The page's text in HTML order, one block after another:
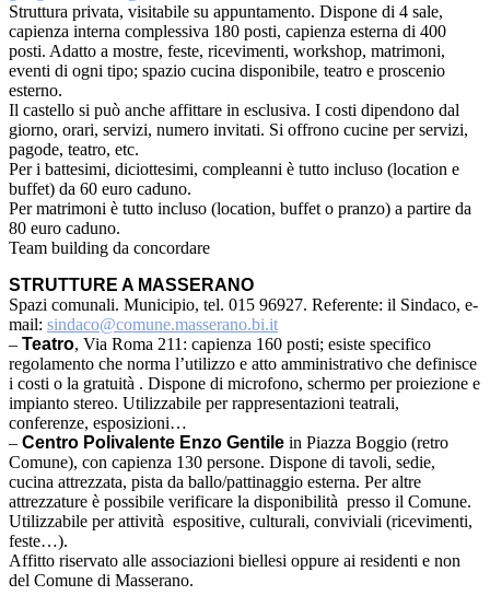
Struttura privata, visitabile su appuntamento. Dispone di 4 sale,
capienza interna complessiva 180 posti, capienza esterna di 400
posti. Adatto a mostre, feste, ricevimenti, workshop, matrimoni,
eventi di ogni tipo; spazio cucina disponibile, teatro e proscenio
esterno.
Il castello si può anche affittare in esclusiva. I costi dipendono dal
giorno, orari, servizi, numero invitati. Si offrono cucine per servizi,
pagode, teatro, etc.
Per i battesimi, diciottesimi, compleanni è tutto incluso (location e
buffet) da 60 euro caduno.
Per matrimoni è tutto incluso (location, buffet o pranzo) a partire da
80 euro caduno.
Team building da concordare
STRUTTURE A MASSERANO
Spazi comunali. Municipio, tel. 015 96927. Referente: il Sindaco, e-
mail: sindaco@comune.masserano.bi.it
– Teatro, Via Roma 211: capienza 160 posti; esiste specifico
regolamento che norma l’utilizzo e atto amministrativo che definisce
i costi o la gratuità . Dispone di microfono, schermo per proiezione e
impianto stereo. Utilizzabile per rappresentazioni teatrali,
conferenze, esposizioni…
– Centro Polivalente Enzo Gentile in Piazza Boggio (retro
Comune), con capienza 130 persone. Dispone di tavoli, sedie,
cucina attrezzata, pista da ballo/pattinaggio esterna. Per altre
attrezzature è possibile verificare la disponibilità presso il Comune.
Utilizzabile per attività espositive, culturali, conviviali (ricevimenti,
feste…).
Affitto riservato alle associazioni biellesi oppure ai residenti e non
del Comune di Masserano.